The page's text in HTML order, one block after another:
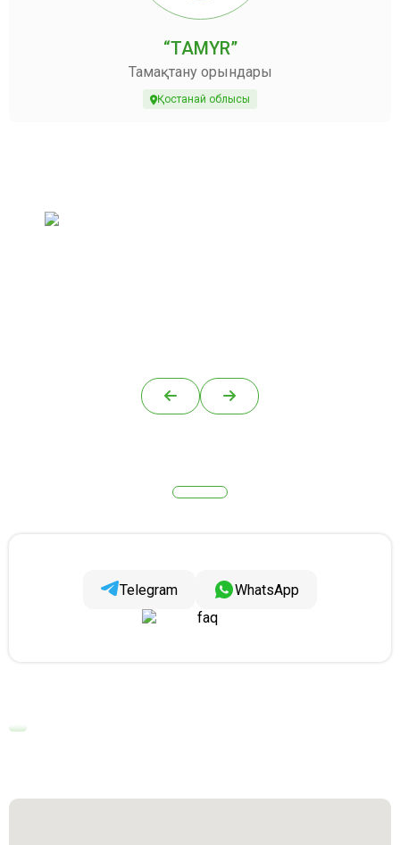
“TAMYR”
Тамақтану орындары
Қостанай облысы
Telegram WhatsApp